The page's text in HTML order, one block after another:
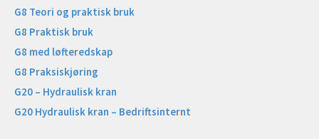
G8 Teori og praktisk bruk
G8 Praktisk bruk
G8 med løfteredskap
G8 Praksiskjøring
G20 – Hydraulisk kran
G20 Hydraulisk kran – Bedriftsinternt